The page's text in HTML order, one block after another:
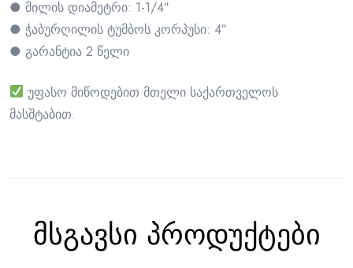
● მილის დიამეტრი: 1-1/4″
● ჭაბურღილის ტუმბოს კორპუსი: 4″
● გარანტია 2 წელი
უფასო მიწოდებით მთელი საქართველოს
მასშტაბით.
მსგავსი პროდუქტები